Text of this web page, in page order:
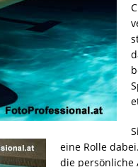
eine Rolle
die persönliche